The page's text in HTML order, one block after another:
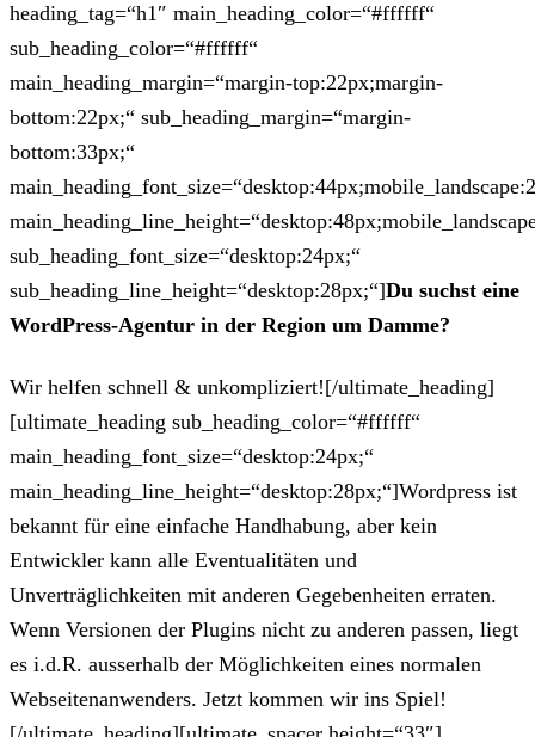
heading_tag=“h1″ main_heading_color=“#ffffff“
sub_heading_color=“#ffffff“
main_heading_margin=“margin-top:22px;margin-
bottom:22px;“ sub_heading_margin=“margin-
bottom:33px;“
sub_heading_font_size=“desktop:24px;“
sub_heading_line_height=“desktop:28px;“]Du suchst eine
WordPress-Agentur in der Region um Damme?
Wir helfen schnell & unkompliziert![/ultimate_heading]
[ultimate_heading sub_heading_color=“#ffffff“
main_heading_font_size=“desktop:24px;“
main_heading_line_height=“desktop:28px;“]Wordpress ist
bekannt für eine einfache Handhabung, aber kein
Entwickler kann alle Eventualitäten und
Unverträglichkeiten mit anderen Gegebenheiten erraten.
Wenn Versionen der Plugins nicht zu anderen passen, liegt
es i.d.R. ausserhalb der Möglichkeiten eines normalen
Webseitenanwenders. Jetzt kommen wir ins Spiel!